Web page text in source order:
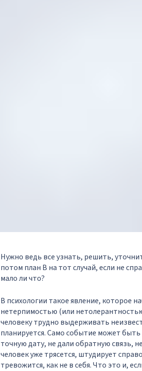
Нужно ведь все узнать, решить,
потом план В на тот случай, если не
мало ли что?
В психологии такое явление, которое
нетерпимостью (или
человеку трудно выдерживать
планируется. Само событие может
точную дату, не дали обратную связь,
человек уже трясется, штудирует
тревожится, как не в себя. Что это и,